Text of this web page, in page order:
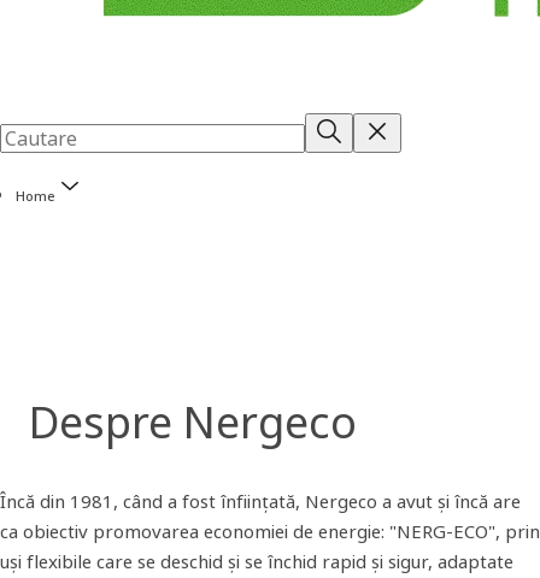
Home
Despre Nergeco
Încă din 1981, când a fost înființată, Nergeco a avut și încă are
ca obiectiv promovarea economiei de energie: "NERG-ECO", prin
uși flexibile care se deschid și se închid rapid și sigur, adaptate